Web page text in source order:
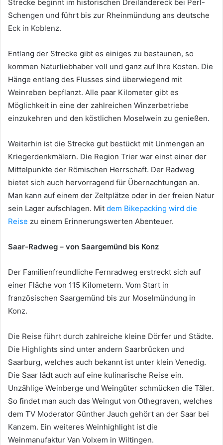
Strecke beginnt im historischen Dreiländereck bei Perl-
Schengen und führt bis zur Rheinmündung ans deutsche
Eck in Koblenz.
Entlang der Strecke gibt es einiges zu bestaunen, so
kommen Naturliebhaber voll und ganz auf Ihre Kosten. Die
Hänge entlang des Flusses sind überwiegend mit
Weinreben bepflanzt. Alle paar Kilometer gibt es
Möglichkeit in eine der zahlreichen Winzerbetriebe
einzukehren und den köstlichen Moselwein zu genießen.
Weiterhin ist die Strecke gut bestückt mit Unmengen an
Kriegerdenkmälern. Die Region Trier war einst einer der
Mittelpunkte der Römischen Herrschaft. Der Radweg
bietet sich auch hervorragend für Übernachtungen an.
Man kann auf einem der Zeltplätze oder in der freien Natur
sein Lager aufschlagen. Mit dem Bikepacking wird die
Reise zu einem Erinnerungswerten Abenteuer.
Saar-Radweg – von Saargemünd bis Konz
Der Familienfreundliche Fernradweg erstreckt sich auf
einer Fläche von 115 Kilometern. Vom Start in
französischen Saargemünd bis zur Moselmündung in
Konz.
Die Reise führt durch zahlreiche kleine Dörfer und Städte.
Die Highlights sind unter andern Saarbrücken und
Saarburg, welches auch bekannt ist unter klein Venedig.
Die Saar lädt auch auf eine kulinarische Reise ein.
Unzählige Weinberge und Weingüter schmücken die Täler.
So findet man auch das Weingut von Othegraven, welches
dem TV Moderator Günther Jauch gehört an der Saar bei
Kanzem. Ein weiteres Weinhighlight ist die
Weinmanufaktur Van Volxem in Wiltingen.